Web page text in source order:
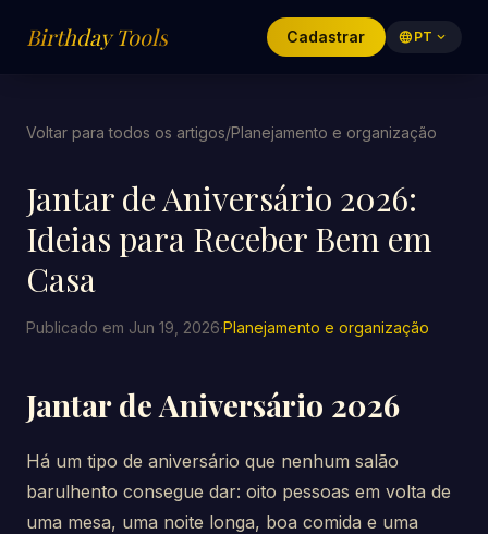
Birthday Tools Cadastrar language PT expand_more
Voltar para todos os artigos/Planejamento e organização
Jantar de Aniversário 2026:
Ideias para Receber Bem em
Casa
Publicado em Jun 19, 2026·Planejamento e organização
Jantar de Aniversário 2026
Há um tipo de aniversário que nenhum salão
barulhento consegue dar: oito pessoas em volta de
uma mesa, uma noite longa, boa comida e uma